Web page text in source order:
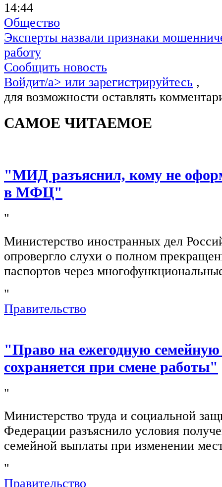
14:44
Общество
Эксперты назвали признаки
работу
Сообщить новость
Войдит/a> или зарегистрируйтесь ,
для возможности оставлять
САМОЕ ЧИТАЕМОЕ
"МИД разъяснил, кому не
в МФЦ"
"
Министерство иностранных дел
опровергло слухи о полном
паспортов через
"
Правительство
"Право на ежегодную
сохраняется при смене работы"
"
Министерство труда и социальной
Федерации разъяснило условия
семейной выплаты при изменении
"
Правительство